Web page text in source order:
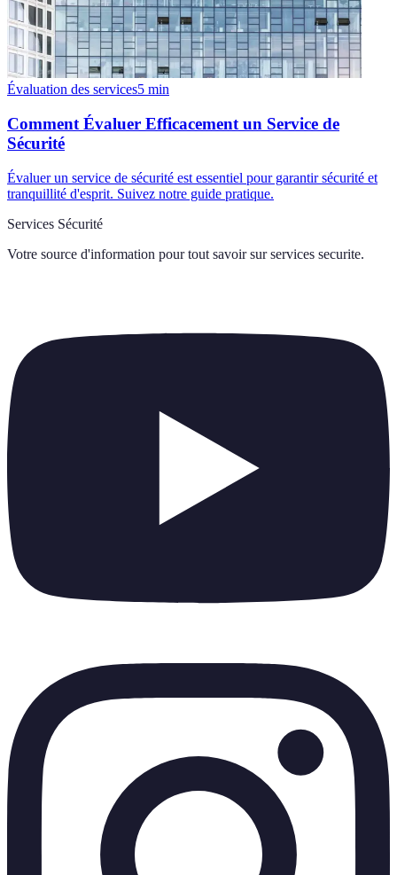
Évaluation des services5 min
Comment Évaluer Efficacement un Service de
Sécurité
Évaluer un service de sécurité est essentiel pour garantir sécurité et
tranquillité d'esprit. Suivez notre guide pratique.
Services Sécurité
Votre source d'information pour tout savoir sur services securite.